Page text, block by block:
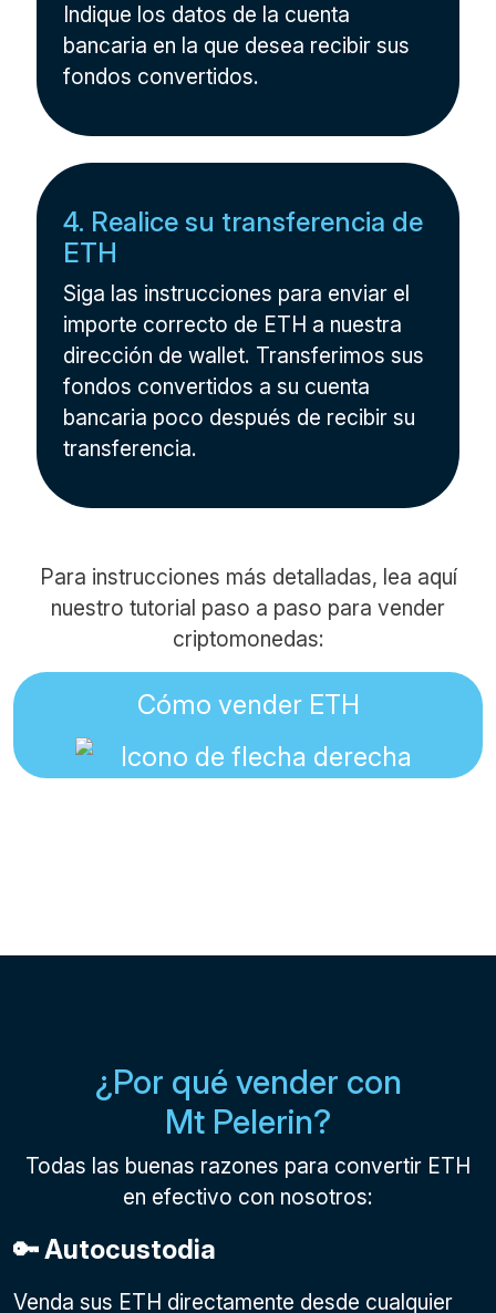
Indique los datos de la cuenta
bancaria en la que desea recibir sus
fondos convertidos.
4. Realice su transferencia de
ETH
Siga las instrucciones para enviar el
importe correcto de ETH a nuestra
dirección de wallet. Transferimos sus
fondos convertidos a su cuenta
bancaria poco después de recibir su
transferencia.
Para instrucciones más detalladas, lea aquí
nuestro tutorial paso a paso para vender
criptomonedas:
Cómo vender ETH
¿Por qué vender con
Mt Pelerin?
Todas las buenas razones para convertir ETH
en efectivo con nosotros:
🔑 Autocustodia
Venda sus ETH directamente desde cualquier